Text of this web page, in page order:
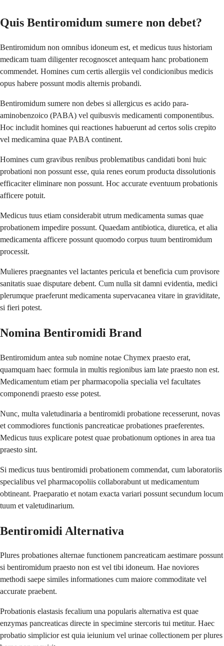
Quis Bentiromidum sumere non debet?
Bentiromidum non omnibus idoneum est, et medicus tuus historiam
medicam tuam diligenter recognoscet antequam hanc probationem
commendet. Homines cum certis allergiis vel condicionibus medicis
opus habere possunt modis alternis probandi.
Bentiromidum sumere non debes si allergicus es acido para-
aminobenzoico (PABA) vel quibusvis medicamenti componentibus.
Hoc includit homines qui reactiones habuerunt ad certos solis crepito
vel medicamina quae PABA continent.
Homines cum gravibus renibus problematibus candidati boni huic
probationi non possunt esse, quia renes eorum producta dissolutionis
efficaciter eliminare non possunt. Hoc accurate eventuum probationis
afficere potuit.
Medicus tuus etiam considerabit utrum medicamenta sumas quae
probationem impedire possunt. Quaedam antibiotica, diuretica, et alia
medicamenta afficere possunt quomodo corpus tuum bentiromidum
processit.
Mulieres praegnantes vel lactantes pericula et beneficia cum provisore
sanitatis suae disputare debent. Cum nulla sit damni evidentia, medici
plerumque praeferunt medicamenta supervacanea vitare in graviditate,
si fieri potest.
Nomina Bentiromidi Brand
Bentiromidum antea sub nomine notae Chymex praesto erat,
quamquam haec formula in multis regionibus iam late praesto non est.
Medicamentum etiam per pharmacopolia specialia vel facultates
componendi praesto esse potest.
Nunc, multa valetudinaria a bentiromidi probatione recesserunt, novas
et commodiores functionis pancreaticae probationes praeferentes.
Medicus tuus explicare potest quae probationum optiones in area tua
praesto sint.
Si medicus tuus bentiromidi probationem commendat, cum laboratoriis
specialibus vel pharmacopoliis collaborabunt ut medicamentum
obtineant. Praeparatio et notam exacta variari possunt secundum locum
tuum et valetudinarium.
Bentiromidi Alternativa
Plures probationes alternae functionem pancreaticam aestimare possunt
si bentiromidum praesto non est vel tibi idoneum. Hae noviores
methodi saepe similes informationes cum maiore commoditate vel
accurate praebent.
Probationis elastasis fecalium una popularis alternativa est quae
enzymas pancreaticas directe in specimine stercoris tui metitur. Haec
probatio simplicior est quia ieiunium vel urinae collectionem per plures